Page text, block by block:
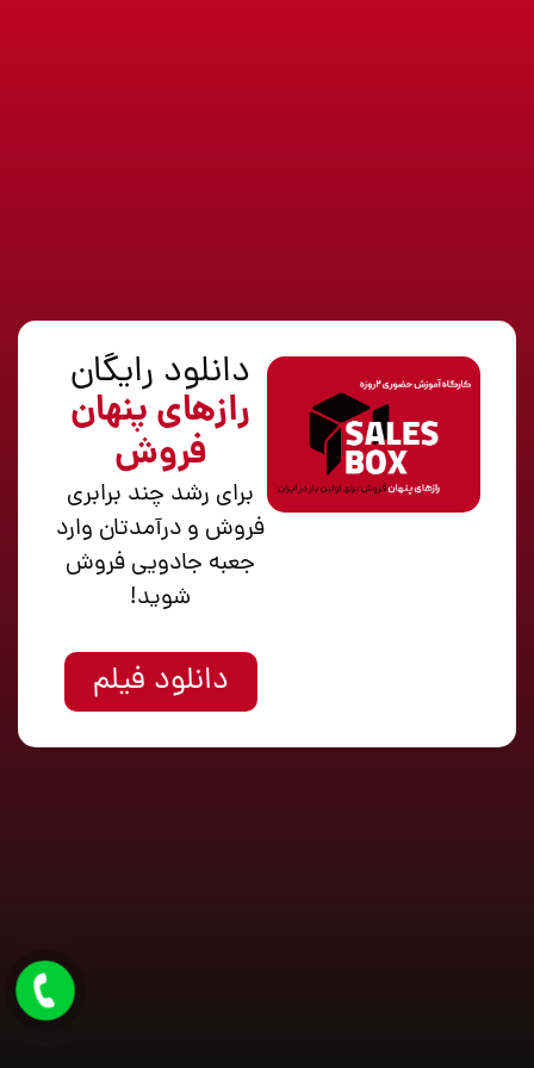
دانلود رایگان
رازهای پنهان
فروش
برای رشد چند برابری
فروش و درآمدتان وارد
جعبه جادویی فروش
شوید!
دانلود فیلم